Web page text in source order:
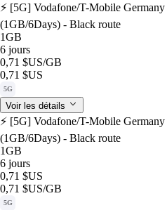
⚡️ [5G] Vodafone/T-Mobile
(1GB/6Days) - Black route
1GB
6 jours
0,71 $US/GB
0,71 $US
5G
Voir les détails
⚡️ [5G] Vodafone/T-Mobile
(1GB/6Days) - Black route
1GB
6 jours
0,71 $US
0,71 $US/GB
5G